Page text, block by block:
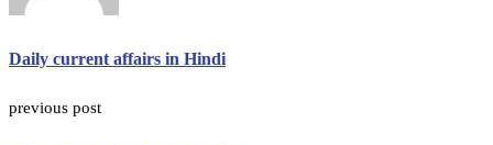
Daily current affairs in Hindi
previous post